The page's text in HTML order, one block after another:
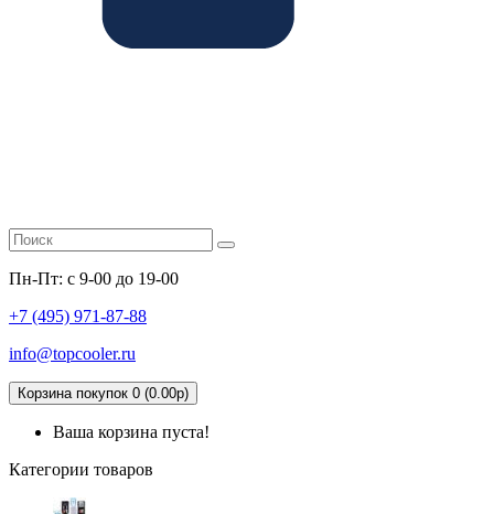
Пн-Пт: с 9-00 до 19-00
+7 (495) 971-87-88
info@topcooler.ru
Корзина покупок 0 (0.00р)
Ваша корзина пуста!
Категории товаров